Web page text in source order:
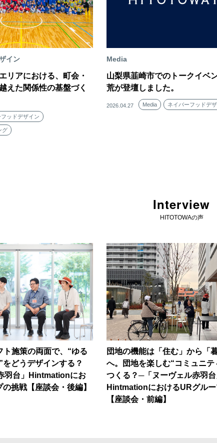
イン
リアにおける、町会・
えた関係性の基盤づく
ッドデザイン
グ
Media
山梨県韮崎市でのトークイベ
荒が登壇しました。
2026.04.27 Media ネイバーフッドデ
Interview
HITOTOWAの声
ト施策の両面で、“ゆる
をどうデザインする？
羽台」Hintmationにお
挑戦【座談会・後編】
団地の機能は「住む」から「
へ。団地を楽しむ“コミュニテ
つくる？─「ヌーヴェル赤羽台
HintmationにおけるURグル
【座談会・前編】